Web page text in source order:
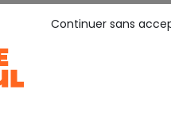
Continuer sans